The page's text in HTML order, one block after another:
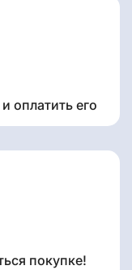
оплатить его
покупке!